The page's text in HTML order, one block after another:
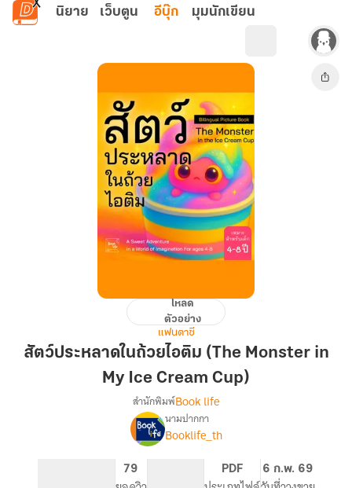
ข้ามไปยังเนื้อหาหลัก
นิยาย เว็บตูน อีบุ๊ก มุมนักเขียน
ประหลาด
ใน
ไอ
Monster
โหลด
ตัวอย่าง
แฟนตาซี
สัตว์ประหลาดในถ้วยไอติม (The Monster in
My Ice Cream Cup)
เรื่อง
สัตว์
ประหลาด
สำนักพิมพ์Book life
นามปากกา
Booklife_th
79 PDF 6 ก.พ. 69